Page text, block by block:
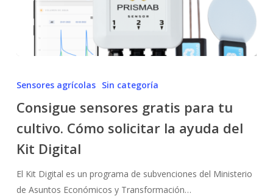
para
tu
cultivo.
Cómo
solicitar
la
Sensores agrícolas Sin categoría
Consigue sensores gratis para tu
cultivo. Cómo solicitar la ayuda del
Kit Digital
El Kit Digital es un programa de subvenciones del Ministerio
de Asuntos Económicos y Transformación…